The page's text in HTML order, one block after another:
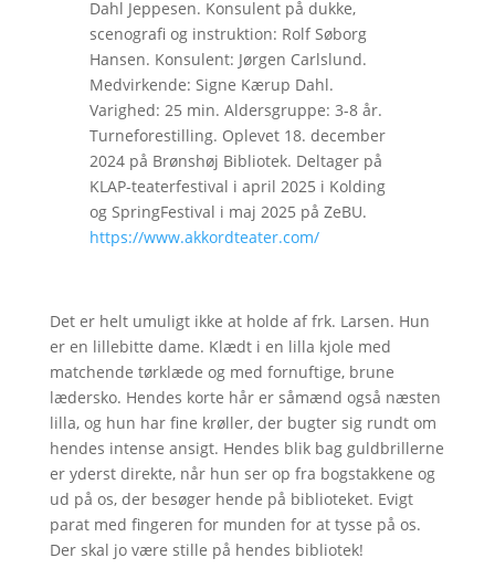
Dahl Jeppesen. Konsulent på dukke,
scenografi og instruktion: Rolf Søborg
Hansen. Konsulent: Jørgen Carlslund.
Medvirkende: Signe Kærup Dahl.
Varighed: 25 min. Aldersgruppe: 3-8 år.
Turneforestilling. Oplevet 18. december
2024 på Brønshøj Bibliotek. Deltager på
KLAP-teaterfestival i april 2025 i Kolding
og SpringFestival i maj 2025 på ZeBU.
https://www.akkordteater.com/
Det er helt umuligt ikke at holde af frk. Larsen. Hun
er en lillebitte dame. Klædt i en lilla kjole med
matchende tørklæde og med fornuftige, brune
lædersko. Hendes korte hår er såmænd også næsten
lilla, og hun har fine krøller, der bugter sig rundt om
hendes intense ansigt. Hendes blik bag guldbrillerne
er yderst direkte, når hun ser op fra bogstakkene og
ud på os, der besøger hende på biblioteket. Evigt
parat med fingeren for munden for at tysse på os.
Der skal jo være stille på hendes bibliotek!